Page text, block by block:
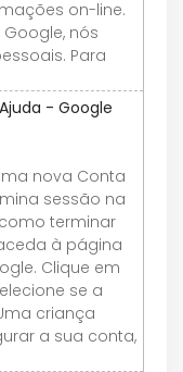
on-line.
nós
Para
- Google
nova Conta
sessão na
terminar
à página
Clique em
se a
criança
a sua conta,